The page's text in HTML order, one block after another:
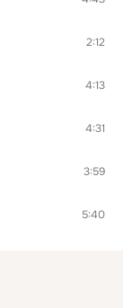
2:12
4:13
4:31
3:59
5:40